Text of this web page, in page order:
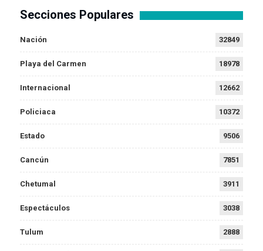
Secciones Populares
Nación 32849
Playa del Carmen 18978
Internacional 12662
Policiaca 10372
Estado 9506
Cancún 7851
Chetumal 3911
Espectáculos 3038
Tulum 2888